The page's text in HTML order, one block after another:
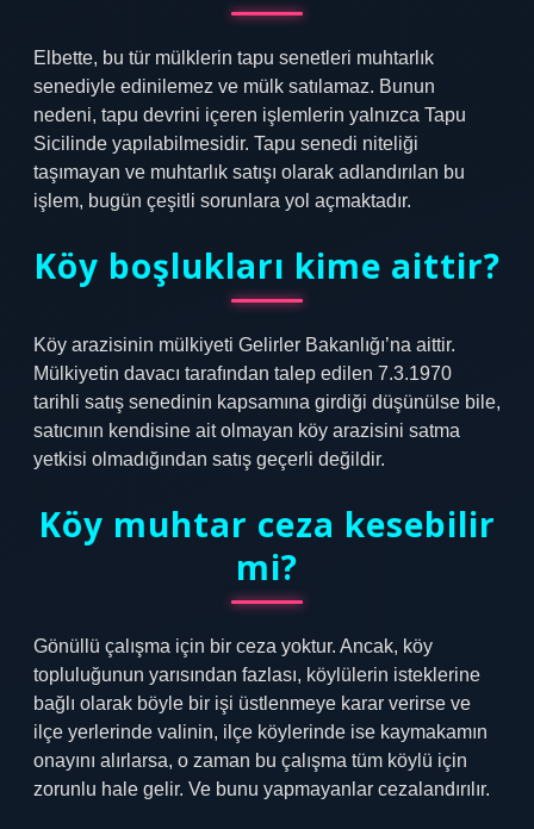
Elbette, bu tür mülklerin tapu senetleri muhtarlık
senediyle edinilemez ve mülk satılamaz. Bunun
nedeni, tapu devrini içeren işlemlerin yalnızca Tapu
Sicilinde yapılabilmesidir. Tapu senedi niteliği
taşımayan ve muhtarlık satışı olarak adlandırılan bu
işlem, bugün çeşitli sorunlara yol açmaktadır.
Köy boşlukları kime aittir?
Köy arazisinin mülkiyeti Gelirler Bakanlığı’na aittir.
Mülkiyetin davacı tarafından talep edilen 7.3.1970
tarihli satış senedinin kapsamına girdiği düşünülse bile,
satıcının kendisine ait olmayan köy arazisini satma
yetkisi olmadığından satış geçerli değildir.
Köy muhtar ceza kesebilir
mi?
Gönüllü çalışma için bir ceza yoktur. Ancak, köy
topluluğunun yarısından fazlası, köylülerin isteklerine
bağlı olarak böyle bir işi üstlenmeye karar verirse ve
ilçe yerlerinde valinin, ilçe köylerinde ise kaymakamın
onayını alırlarsa, o zaman bu çalışma tüm köylü için
zorunlu hale gelir. Ve bunu yapmayanlar cezalandırılır.